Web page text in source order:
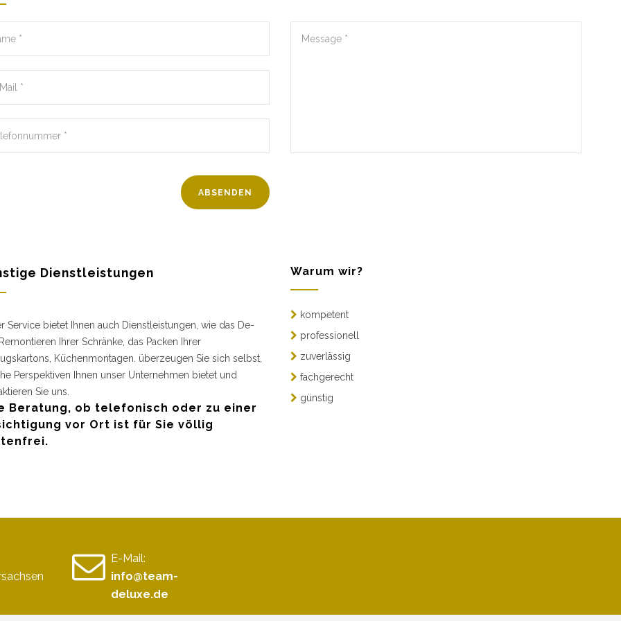
Dienstleistungen
Service bietet Ihnen auch Dienstleistungen, wie das De-
Ihrer Schränke, das Packen Ihrer
Küchenmontagen. überzeugen Sie sich selbst,
Perspektiven Ihnen unser Unternehmen bietet und
Sie uns.
Beratung, ob telefonisch oder zu einer
vor Ort ist für Sie völlig
Warum wir?
kompetent
professionell
zuverlässig
fachgerecht
günstig
E-Mail:
info@team-
deluxe.de